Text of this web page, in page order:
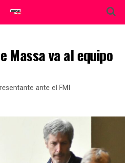
Massa va al equipo
ante el FMI